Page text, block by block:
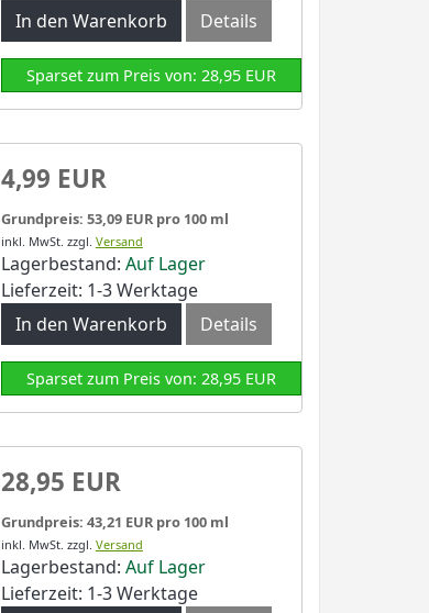
In den Warenkorb
Details
Sparset zum Preis von: 28,95 EUR
4,99 EUR
Grundpreis: 53,09 EUR pro 100 ml
inkl. MwSt. zzgl. Versand
Lagerbestand: Auf Lager
Lieferzeit: 1-3 Werktage
In den Warenkorb
Details
Sparset zum Preis von: 28,95 EUR
28,95 EUR
Grundpreis: 43,21 EUR pro 100 ml
inkl. MwSt. zzgl. Versand
Lagerbestand: Auf Lager
Lieferzeit: 1-3 Werktage